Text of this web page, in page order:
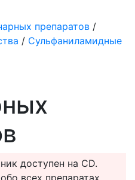
препаратов /
/ Сульфаниламидные
доступен на CD.
всех препаратах,